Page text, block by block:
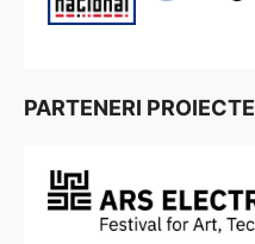
PARTENERI PROIECTE